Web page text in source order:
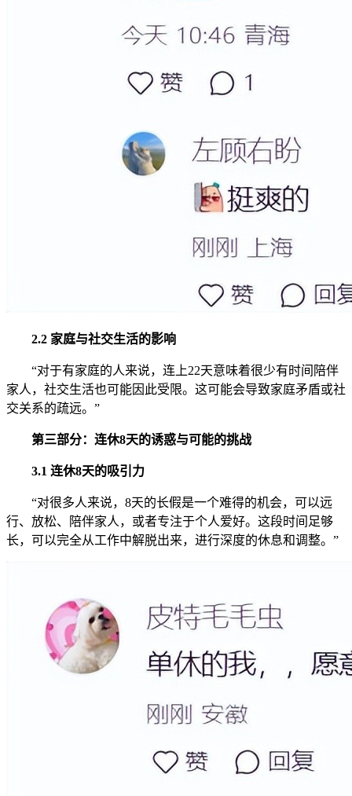
2.2 家庭与社交生活的影响
“对于有家庭的人来说，连上22天意味着很少有时间陪伴
家人，社交生活也可能因此受限。这可能会导致家庭矛盾或社
交关系的疏远。”
第三部分：连休8天的诱惑与可能的挑战
3.1 连休8天的吸引力
“对很多人来说，8天的长假是一个难得的机会，可以远
行、放松、陪伴家人，或者专注于个人爱好。这段时间足够
长，可以完全从工作中解脱出来，进行深度的休息和调整。”